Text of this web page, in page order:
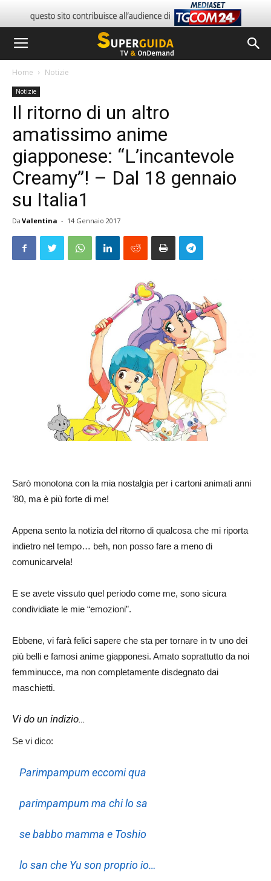
Home Notizie
Notizie
Il ritorno di un altro
amatissimo anime
giapponese: “L’incantevole
Creamy”! – Dal 18 gennaio
su Italia1
Da Valentina - 14 Gennaio 2017
Sarò monotona con la mia nostalgia per i cartoni animati anni
’80, ma è più forte di me!
Appena sento la notizia del ritorno di qualcosa che mi riporta
indietro nel tempo… beh, non posso fare a meno di
comunicarvela!
E se avete vissuto quel periodo come me, sono sicura
condividiate le mie “emozioni”.
Ebbene, vi farà felici sapere che sta per tornare in tv uno dei
più belli e famosi anime giapponesi. Amato soprattutto da noi
femminucce, ma non completamente disdegnato dai
maschietti.
Vi do un indizio…
Se vi dico:
Parimpampum eccomi qua
parimpampum ma chi lo sa
se babbo mamma e Toshio
lo san che Yu son proprio io…